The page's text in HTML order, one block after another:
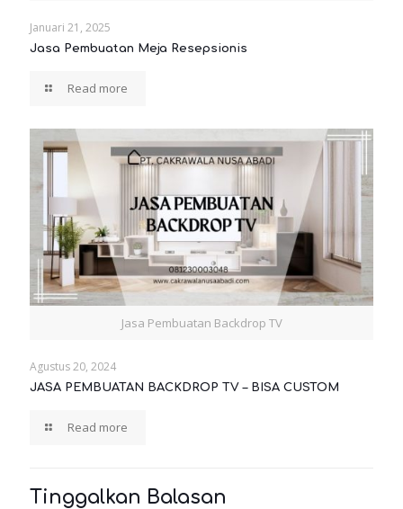
Januari 21, 2025
Jasa Pembuatan Meja Resepsionis
Read more
Jasa Pembuatan Backdrop TV
Agustus 20, 2024
JASA PEMBUATAN BACKDROP TV – BISA CUSTOM
Read more
Tinggalkan Balasan